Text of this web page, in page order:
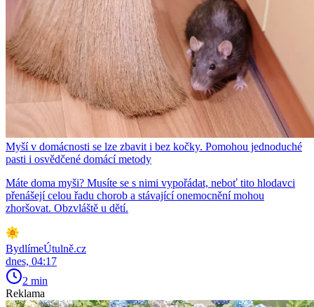
Myší v domácnosti se lze zbavit i bez kočky. Pomohou jednoduché
pasti i osvědčené domácí metody
Máte doma myši? Musíte se s nimi vypořádat, neboť tito hlodavci
přenášejí celou řadu chorob a stávající onemocnění mohou
zhoršovat. Obzvláště u dětí.
BydlímeÚtulně.cz
dnes, 04:17
2 min
Reklama